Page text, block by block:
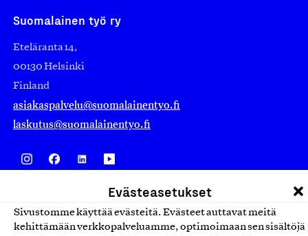
Evästeasetukset
Sivustomme käyttää evästeitä. Evästeet auttavat meitä
kehittämään verkkopalveluamme, optimoimaan sen sisältöjä
Suomalainen työ ry
Eteläranta 14,
00130 Helsinki
Finland
asiakaspalvelu@suomalainentyo.fi
laskutus@suomalainentyo.fi